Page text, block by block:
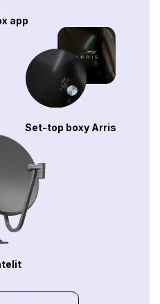
app
Set-top boxy Arris